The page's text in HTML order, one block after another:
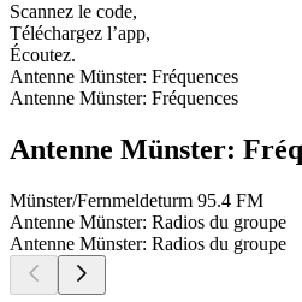
Scannez le code,
Téléchargez l’app,
Écoutez.
Antenne Münster: Fréquences
Antenne Münster: Fréquences
Antenne Münster:
Münster/Fernmeldeturm 95.4 FM
Antenne Münster: Radios du groupe
Antenne Münster: Radios du groupe